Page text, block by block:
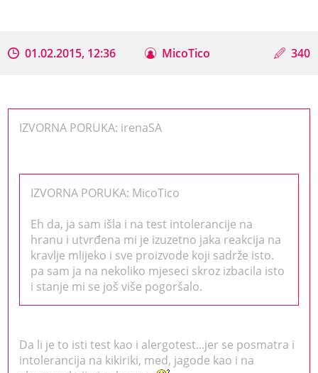
01.02.2015, 12:36 MicoTico 340
IZVORNA PORUKA: irenaSA
IZVORNA PORUKA: MicoTico
Eh da, ja sam išla i na test intolerancije na
hranu i utvrđena mi je izuzetno jaka reakcija na
kravlje mlijeko i sve proizvode koji sadrže isto.
pa sam ja na nekoliko mjeseci skroz izbacila isto
i stanje mi se još više pogoršalo.
Da li je to isti test kao i alergotest...jer se posmatra i
intolerancija na kikiriki, med, jagode kao i na